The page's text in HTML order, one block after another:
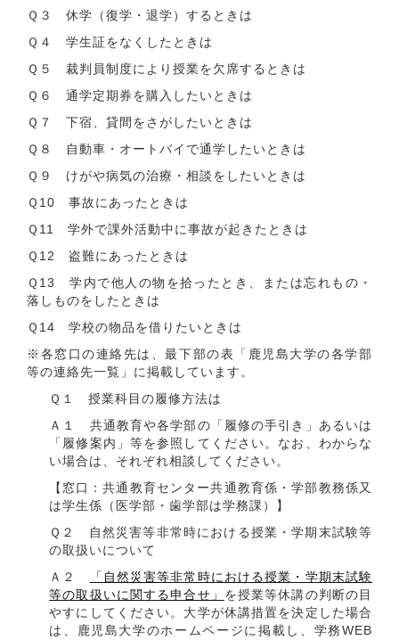
Ｑ３ 休学（復学・退学）するときは
Ｑ４ 学生証をなくしたときは
Ｑ５ 裁判員制度により授業を欠席するときは
Ｑ６ 通学定期券を購入したいときは
Ｑ７ 下宿、貸間をさがしたいときは
Ｑ８ 自動車・オートバイで通学したいときは
Ｑ９ けがや病気の治療・相談をしたいときは
Ｑ10 事故にあったときは
Ｑ11 学外で課外活動中に事故が起きたときは
Ｑ12 盗難にあったときは
Ｑ13 学内で他人の物を拾ったとき、または忘れもの・
落しものをしたときは
Ｑ14 学校の物品を借りたいときは
※各窓口の連絡先は、最下部の表「鹿児島大学の各学部
等の連絡先一覧」に掲載しています。
Ｑ１ 授業科目の履修方法は
Ａ１ 共通教育や各学部の「履修の手引き」あるいは
「履修案内」等を参照してください。なお、わからな
い場合は、それぞれ相談してください。
【窓口：共通教育センター共通教育係・学部教務係又
は学生係（医学部・歯学部は学務課）】
Ｑ２ 自然災害等非常時における授業・学期末試験等
の取扱いについて
Ａ２
「自然災害等非常時における授業・学期末試験
等の取扱いに関する申合せ」 を授業等休講の判断の目
やすにしてください。大学が休講措置を決定した場合
は、鹿児島大学のホームページに掲載し、学務WEB